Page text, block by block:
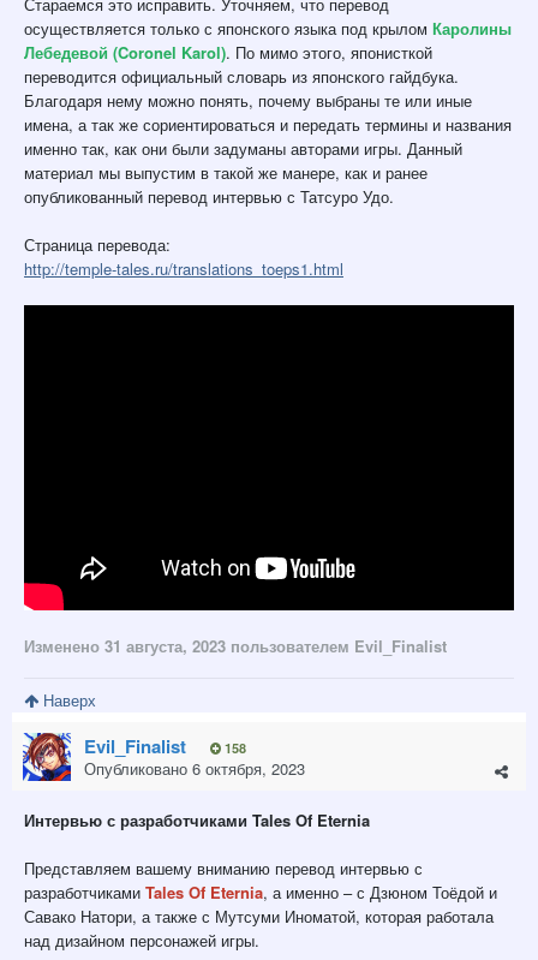
осуществляется только с японского языка под крылом Каролины
Лебедевой (Coronel Karol). По мимо этого, японисткой
переводится официальный словарь из японского гайдбука.
Благодаря нему можно понять, почему выбраны те или иные
имена, а так же сориентироваться и передать термины и названия
именно так, как они были задуманы авторами игры. Данный
материал мы выпустим в такой же манере, как и ранее
опубликованный перевод интервью с Татсуро Удо.
Страница перевода:
http://temple-tales.ru/translations_toeps1.html
Изменено 31 августа, 2023 пользователем Evil_Finalist
Наверх
Evil_Finalist 158
Опубликовано 6 октября, 2023
Интервью с разработчиками Tales Of Eternia
Представляем вашему вниманию перевод интервью с
разработчиками Tales Of Eternia, а именно – с Дзюном Тоёдой и
Савако Натори, а также с Мутсуми Иноматой, которая работала
над дизайном персонажей игры.